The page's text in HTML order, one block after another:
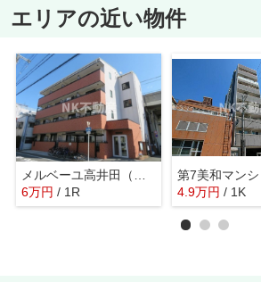
エリアの近い物件
6万円 / 1R
4.9万円 / 1K